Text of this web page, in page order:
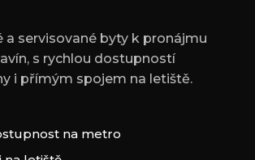
a servisované byty k pronájmu
s rychlou dostupností
i přímým spojem na letiště.
na metro